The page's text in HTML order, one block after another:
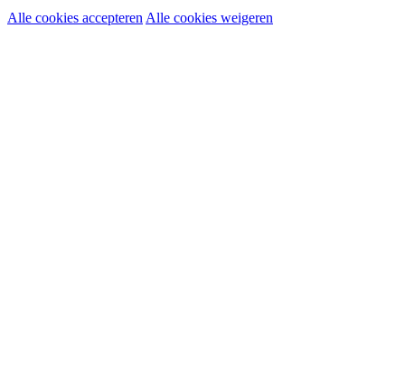
Noodzakelijke cookies:
Alle cookies accepteren Alle cookies weigeren